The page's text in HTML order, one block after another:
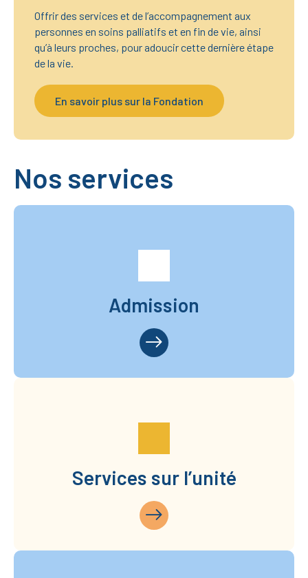
Offrir des services et de l’accompagnement aux
personnes en soins palliatifs et en fin de vie, ainsi
qu’à leurs proches, pour adoucir cette dernière étape
de la vie.
En savoir plus sur la Fondation
Nos services
Admission
Services sur l’unité